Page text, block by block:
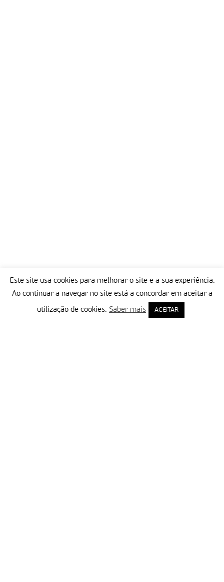
Este site usa cookies para melhorar o site e a sua experiência.
Ao continuar a navegar no site está a concordar em aceitar a
utilização de cookies. Saber mais ACEITAR